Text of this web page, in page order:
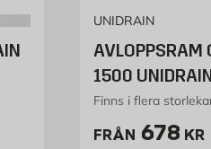
UNIDRAIN
AVLOPPSRAM
1500
Finns i flera
FRÅN Pris
678 KR